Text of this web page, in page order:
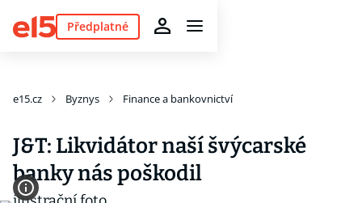
Předplatné
e15.cz Byznys Finance a bankovnictví
J&T: Likvidátor naší švýcarské
banky nás poškodil